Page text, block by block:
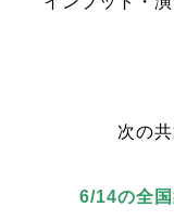
次の
6/14の全